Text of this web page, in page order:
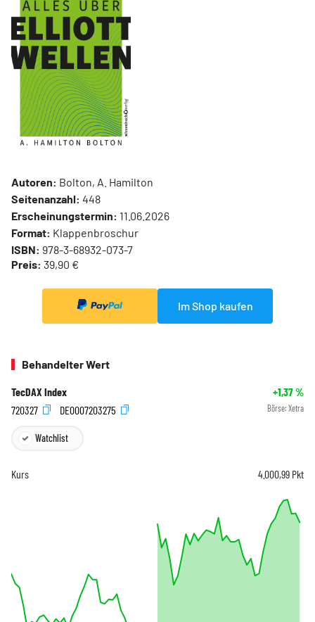
Autoren: Bolton, A. Hamilton
Seitenanzahl: 448
Erscheinungstermin: 11.06.2026
Format: Klappenbroschur
ISBN: 978-3-68932-073-7
Preis: 39,90 €
Im Shop kaufen
Behandelter Wert
TecDAX Index +1,37%
720327
DE0007203275 Börse: Xetra
Watchlist
Kurs 4.000,99 Pkt